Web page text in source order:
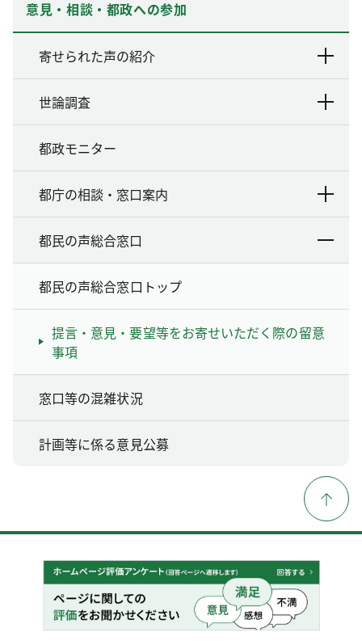
意見・相談・都政への参加
寄せられた声の紹介
世論調査
都政モニター
都庁の相談・窓口案内
都民の声総合窓口
都民の声総合窓口トップ
提言・意見・要望等をお寄せいただく際の留意
事項
窓口等の混雑状況
計画等に係る意見公募